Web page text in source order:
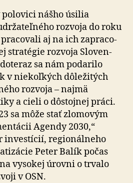
polovici nášho úsilia
rozvoja do roku
pracovali aj na ich za­pra­co­
stratégie rozvoja Slo­ven­
sa nám podarilo
v nie­koľ­kých dôležitých
rozvoja – najmä
a cieli o dôstojnej práci.
sa môže stať zlomovým
Agendy 2030,“
investícií, re­gio­nál­neho
Peter Balík počas
vy­so­kej úrovni o trvalo
v OSN.